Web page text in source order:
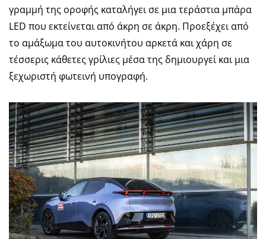
γραμμή της οροφής καταλήγει σε μια τεράστια μπάρα
LED που εκτείνεται από άκρη σε άκρη. Προεξέχει από
το αμάξωμα του αυτοκινήτου αρκετά και χάρη σε
τέσσερις κάθετες γρίλιες μέσα της δημιουργεί και μια
ξεχωριστή φωτεινή υπογραφή.